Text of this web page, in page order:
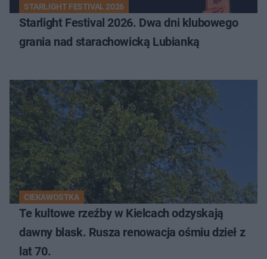
STARLIGHT FESTIVAL 2026
Starlight Festival 2026. Dwa dni klubowego
grania nad starachowicką Lubianką
CIEKAWOSTKA
Te kultowe rzeźby w Kielcach odzyskają
dawny blask. Rusza renowacja ośmiu dzieł z
lat 70.